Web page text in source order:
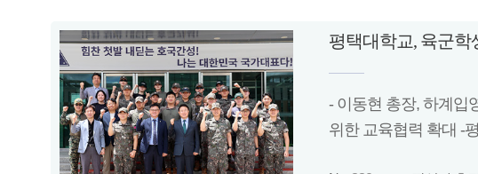
평택대학교, 육군
- 이동현 총장, 하계입
위한 교육협력 확대 -